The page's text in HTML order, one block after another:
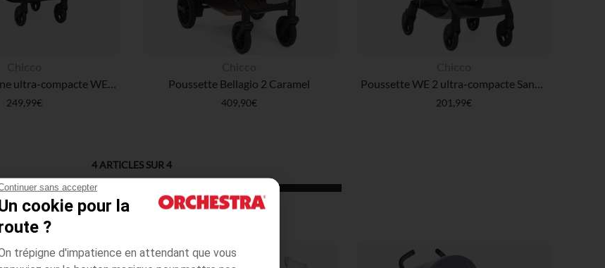
sans accepter
cookie pour la
?
trépigne d'impatience en attendant que vous
Poussette canne ultra-compacte WE 2 - Ebony
249,99€
Poussette Bellagio 2 Caramel
409,90€
Poussette WE 2 ultra-compacte Sandshell
201,99€
4 ARTICLES SUR 4